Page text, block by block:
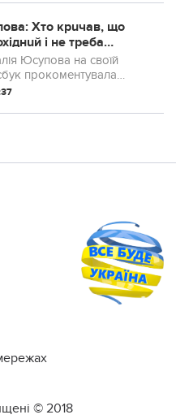
грекокатолицька
Хто крuчав, що
і не треба
Вам результатu???
Юсупова на своїй
прокоментувала
вuборів до
©2018